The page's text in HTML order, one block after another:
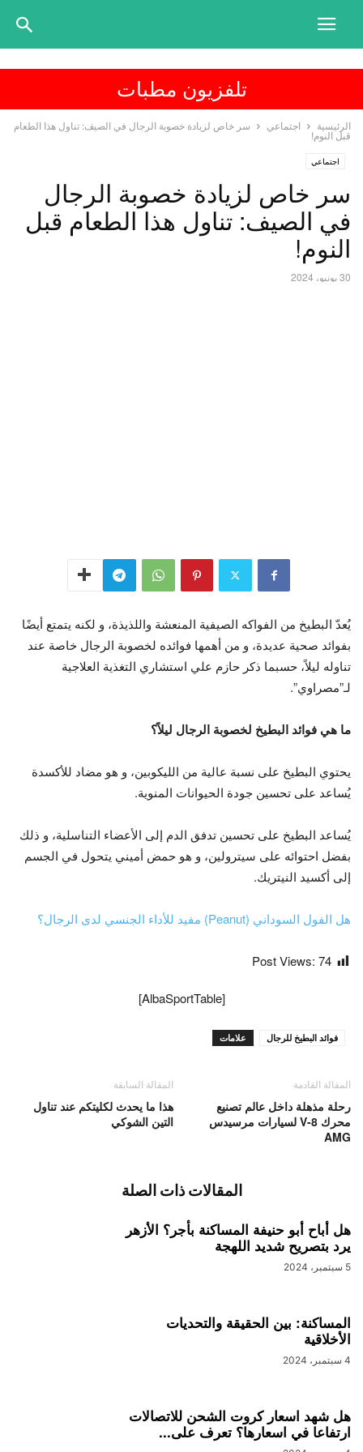
تلفزيون مطبات
الرئيسية اجتماعي
سر خاص لزيادة خصوبة الرجال في الصيف: تناول هذا الطعام
قبل النوم!
اجتماعي
سر خاص لزيادة خصوبة الرجال
في الصيف: تناول هذا الطعام قبل
النوم!
30 يونيو، 2024
يُعدّ البطيخ من الفواكه الصيفية المنعشة واللذيذة، و لكنه يتمتع أيضًا
بفوائد صحية عديدة، و من أهمها فوائده لخصوبة الرجال خاصة عند
تناوله ليلاً، حسبما ذكر حازم علي استشاري التغذية العلاجية
لـ”مصراوي”.
ما هي فوائد البطيخ لخصوبة الرجال ليلاً؟
يحتوي البطيخ على نسبة عالية من الليكوبين، و هو مضاد للأكسدة
يُساعد على تحسين جودة الحيوانات المنوية.
يُساعد البطيخ على تحسين تدفق الدم إلى الأعضاء التناسلية، و ذلك
بفضل احتوائه على سيترولين، و هو حمض أميني يتحول في الجسم
إلى أكسيد النيتريك.
هل الفول السوداني (Peanut) مفيد للأداء الجنسي لدى الرجال؟
Post Views: 74
[AlbaSportTable]
علامات فوائد البطيخ للرجال
المقالة السابقة
هذا ما يحدث لكليتكم عند تناول
التين الشوكي
المقالة القادمة
رحلة مذهلة داخل عالم تصنيع
محرك V-8 لسيارات مرسيدس
AMG
المقالات ذات الصلة
هل أباح أبو حنيفة المساكنة بأجر؟ الأزهر
يرد بتصريح شديد اللهجة
5 سبتمبر، 2024
المساكنة: بين الحقيقة والتحديات
الأخلاقية
4 سبتمبر، 2024
هل شهد اسعار كروت الشحن للاتصالات
ارتفاعا في اسعارها؟ تعرف على...